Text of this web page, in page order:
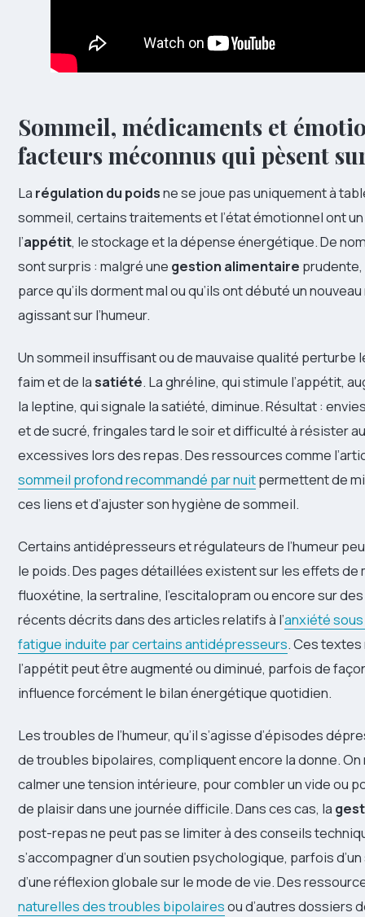
Sommeil, médicaments et
facteurs méconnus qui pèsent
La régulation du poidsne se joue pas uniquement à
sommeil, certains traitements et l’état émotionnel ont
l’appétit, le stockage et la dépense énergétique. De
sont surpris : malgré une gestion alimentaire
parce qu’ils dorment mal ou qu’ils ont débuté un
agissant sur l’humeur.
Un sommeil insuffisant ou de mauvaise qualité perturbe
faim et de lasatiété. La ghréline, qui stimule l’appétit,
la leptine, qui signale la satiété, diminue. Résultat :
et de sucré, fringales tard le soir et difficulté à résister
excessives lors des repas. Des ressources comme
sommeil profond recommandé par nuitpermettent de
ces liens et d’ajuster son hygiène de sommeil.
Certains antidépresseurs et régulateurs de l’humeur
le poids. Des pages détaillées existent sur les effets de
fluoxétine, la sertraline, l’escitalopram ou encore sur
récents décrits dans des articles relatifs à l’anxiété
fatigue induite par certains antidépresseurs. Ces
l’appétit peut être augmenté ou diminué, parfois de
influence forcément le bilan énergétique quotidien.
Les troubles de l’humeur, qu’il s’agisse d’épisodes
de troubles bipolaires, compliquent encore la donne.
calmer une tension intérieure, pour combler un vide ou
de plaisir dans une journée difficile. Dans ces cas, la
post-repas ne peut pas se limiter à des conseils
s’accompagner d’un soutien psychologique, parfois
d’une réflexion globale sur le mode de vie. Des
naturelles des troubles bipolairesou d’autres dossiers